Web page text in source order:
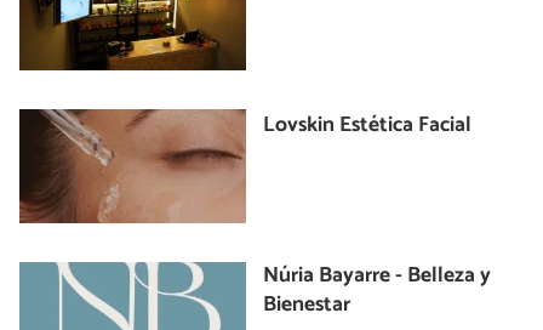
Lovskin Estética Facial
Núria Bayarre - Belleza y
Bienestar